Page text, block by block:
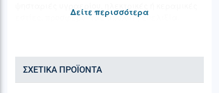
εστίες, προσφέροντας απόλυτη ευελιξία.
αναστροφή των υλικών και μία δεύτερη
γιασταθερότητακατά τη μεταφορά
μεγαλύτερων ποσοτήτων. Ηεπίπεδη
Δείτε περισσότερα
ΣΧΕΤΙΚΆ ΠΡΟΪΌΝΤΑ